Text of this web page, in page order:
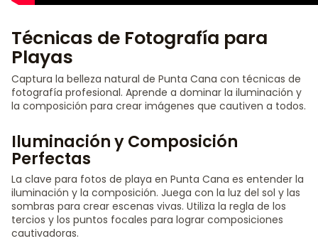
Técnicas de Fotografía para
Playas
Captura la belleza natural de Punta Cana con técnicas de
fotografía profesional. Aprende a dominar la iluminación y
la composición para crear imágenes que cautiven a todos.
Iluminación y Composición
Perfectas
La clave para fotos de playa en Punta Cana es entender la
iluminación y la composición. Juega con la luz del sol y las
sombras para crear escenas vivas. Utiliza la regla de los
tercios y los puntos focales para lograr composiciones
cautivadoras.